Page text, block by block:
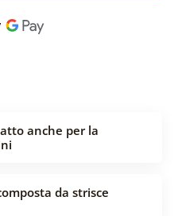
anche per la
da strisce